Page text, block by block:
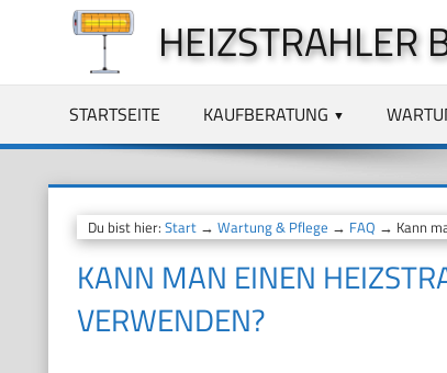
springen
HEIZSTRAHLER
STARTSEITE KAUFBERATUNG
Du bist hier: Start→ Wartung & Pflege → FAQ → Kann
KANN MAN EINEN
VERWENDEN?